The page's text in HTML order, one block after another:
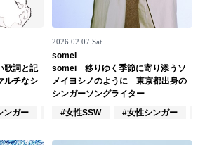
歌詞と記
ルチなシ
ンガー #インディーズ
2026.02.07 Sat
somei
somei 移りゆく季節に寄り添うソ
メイヨシノのように 東京都出身の
シンガーソングライター
#女性SSW
#女性シンガー